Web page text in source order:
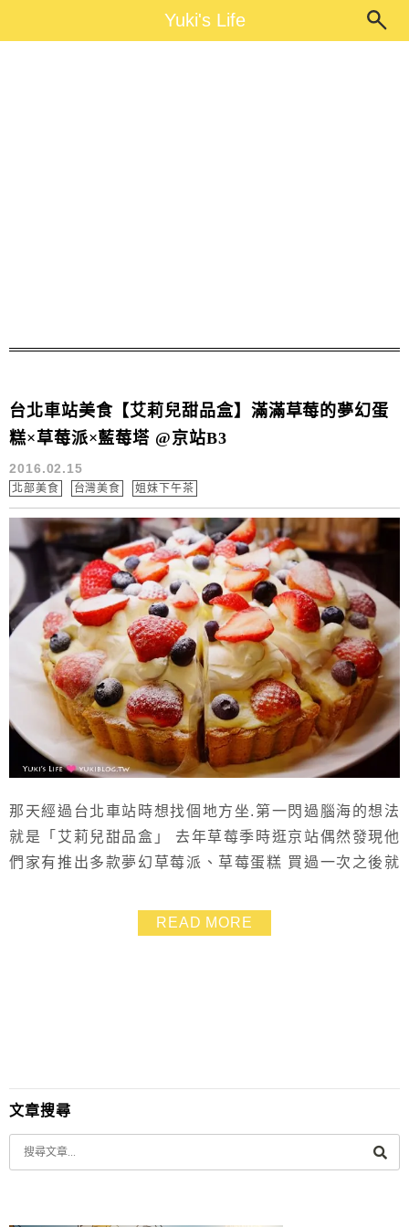
Yuki's LifeYuki's Life
台北車站美食【艾莉兒甜品盒】滿滿草莓的夢幻蛋
糕×草莓派×藍莓塔 @京站B3
2016.02.15
北部美食 台灣美食 姐妹下午茶
那天經過台北車站時想找個地方坐.第一閃過腦海的想法
就是「艾莉兒甜品盒」 去年草莓季時逛京站偶然發現他
們家有推出多款夢幻草莓派、草莓蛋糕 買過一次之後就
櫃裡滿滿的草莓蛋糕、草莓塔之外 還有超多款美麗如珠
寶的華麗甜點 每一款都讓人好想品嚐看看 個人覺得艾莉
READ MORE
文章搜尋